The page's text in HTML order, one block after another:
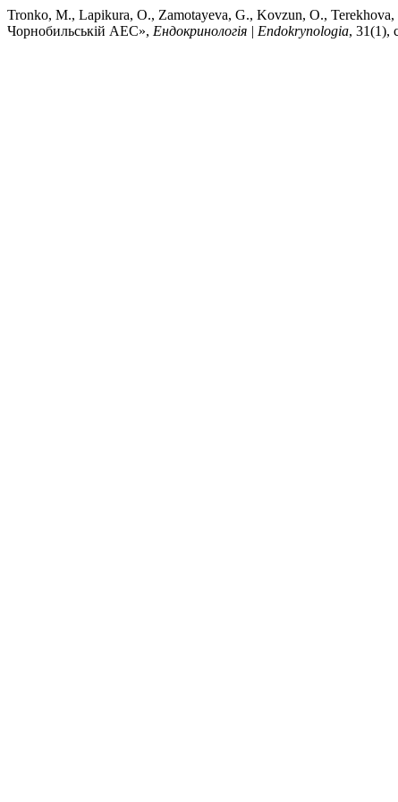
Tronko, M., Lapikura, O., Zamotayeva, G., Kovzun, O., Terekhova,
Чорнобильській АЕС», Ендокринологія | Endokrynologia, 31(1),